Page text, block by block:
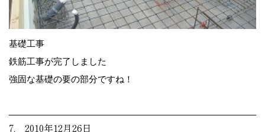
基礎工事
鉄筋工事が完了しました
強固な基礎の要の部分ですね！
7. 2010年12月26日